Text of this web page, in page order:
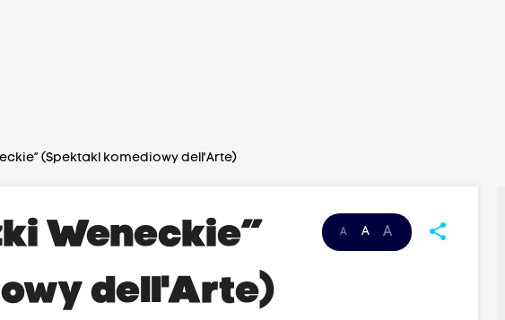
(Spektakl komediowy dell'Arte)
A A A share
Weneckie”
dell'Arte)